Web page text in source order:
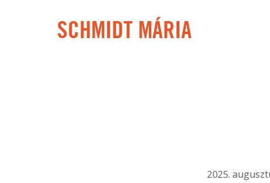
SCHMIDT MÁRIA
2025.